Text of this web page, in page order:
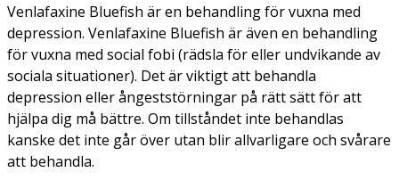
Venlafaxine Bluefish är en behandling för vuxna med
depression. Venlafaxine Bluefish är även en behandling
för vuxna med social fobi (rädsla för eller undvikande av
sociala situationer). Det är viktigt att behandla
depression eller ångeststörningar på rätt sätt för att
hjälpa dig må bättre. Om tillståndet inte behandlas
kanske det inte går över utan blir allvarligare och svårare
att behandla.